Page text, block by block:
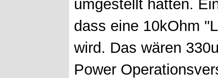
umgestellt hatten.
dass eine 10kOhm
wird. Das wären
Power